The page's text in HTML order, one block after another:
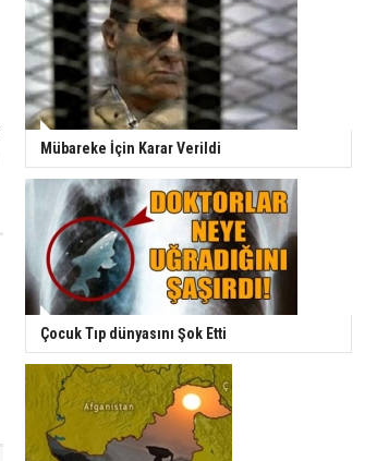
Mübareke İçin Karar Verildi
Çocuk Tıp dünyasını Şok Etti